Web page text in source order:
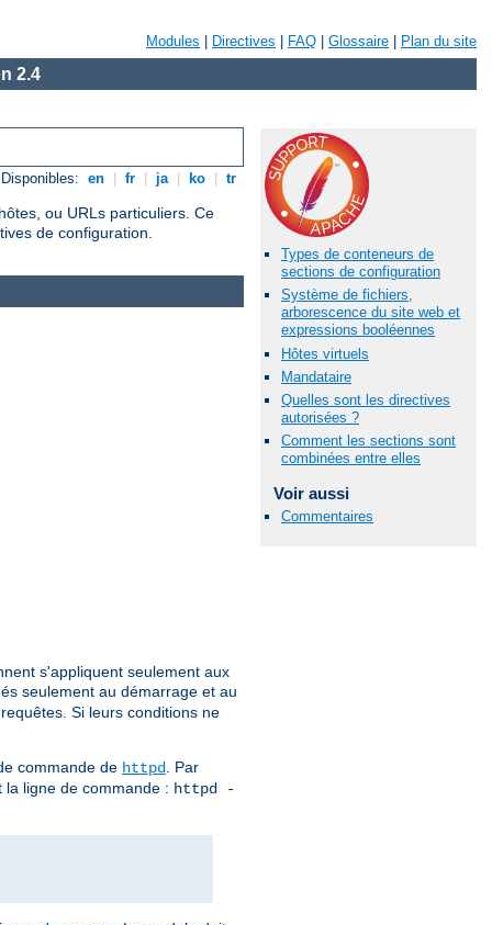
Modules Directives FAQ Glossaire Plan du site
2.4
en fr ja ko tr
ou URLs particuliers. Ce
de configuration.
Types de conteneurs de
sections de configuration
Système de fichiers,
arborescence du site web et
expressions booléennes
Hôtes virtuels
Mandataire
Quelles sont les directives
autorisées ?
Comment les sections sont
combinées entre elles
Voir aussi
Commentaires
s'appliquent seulement aux
seulement au démarrage et au
Si leurs conditions ne
commande de httpd
. Par
ligne de commande : httpd -